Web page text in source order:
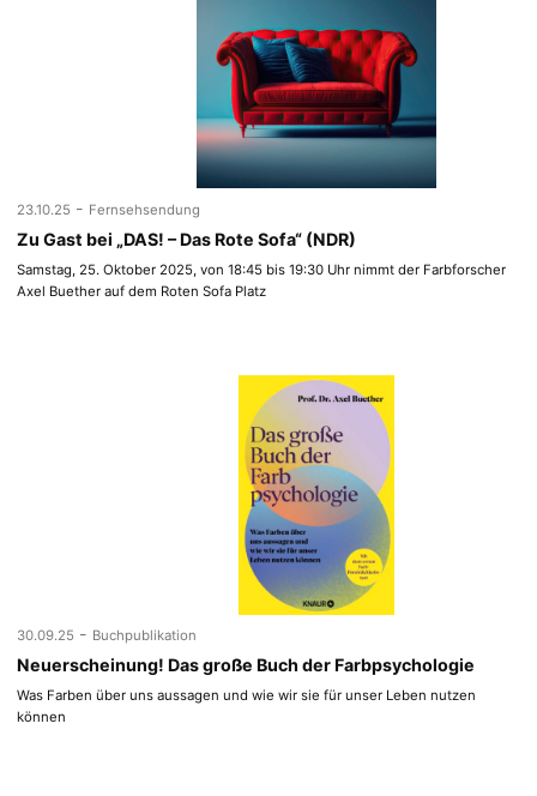
23.10.25 - Fernsehsendung
Zu Gast bei „DAS! – Das Rote Sofa“ (NDR)
Samstag, 25. Oktober 2025, von 18:45 bis 19:30 Uhr nimmt der Farbforscher
Axel Buether auf dem Roten Sofa Platz
30.09.25 - Buchpublikation
Neuerscheinung! Das große Buch der Farbpsychologie
Was Farben über uns aussagen und wie wir sie für unser Leben nutzen
können